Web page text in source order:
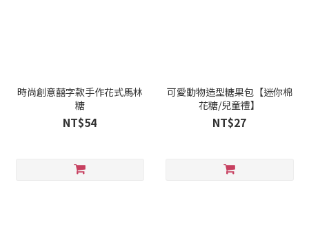
時尚創意囍字款手作花式馬林
糖
NT$54
可愛動物造型糖果包【迷你棉
花糖/兒童禮】
NT$27